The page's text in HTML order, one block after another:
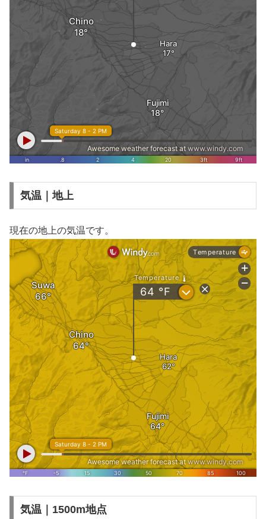
気温｜地上
現在の地上の気温です。
気温｜1500m地点